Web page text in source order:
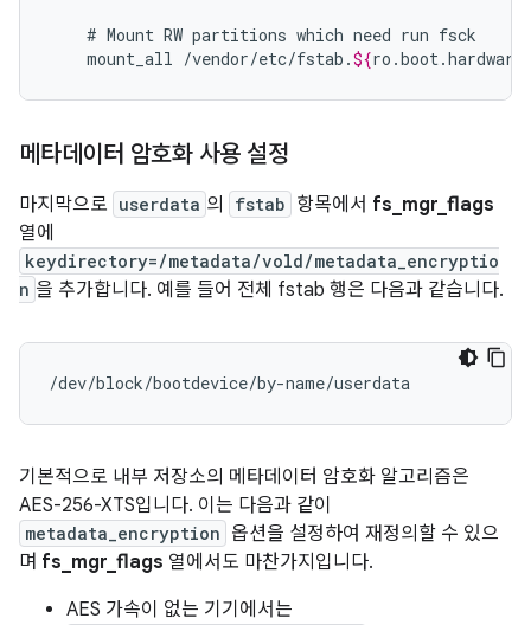
# Mount RW partitions which need run
mount_all /vendor/etc/fstab.${ro .boot.hardware
메타데이터 암호화 사용 설정
마지막으로 userdata 의 fstab 항목에서 fs_mgr_flags
열에
keydirectory=/metadata/vold/metadata_encryptio
n 을 추가합니다. 예를 들어 전체 fstab 행은 다음과 같습니다.
/dev/block/bootdevice/by-name/userdata
기본적으로 내부 저장소의 메타데이터 암호화 알고리즘은
AES-256-XTS입니다. 이는 다음과 같이
metadata_encryption 옵션을 설정하여 재정의할 수 있으
며 fs_mgr_flags 열에서도 마찬가지입니다.
AES 가속이 없는 기기에서는